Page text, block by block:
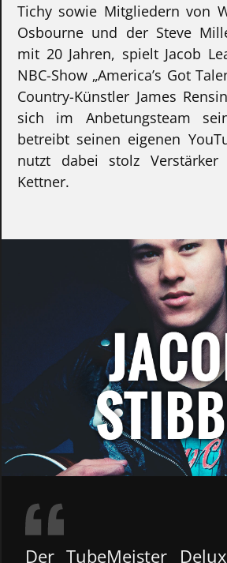
Tichy sowie Mitgliedern von
Osbourne und der Steve
mit 20 Jahren, spielt Jacob
NBC-Show „America’s Got
Country-Künstler James
sich im Anbetungsteam
betreibt seinen eigenen
nutzt dabei stolz
Kettner.
Der TubeMeister